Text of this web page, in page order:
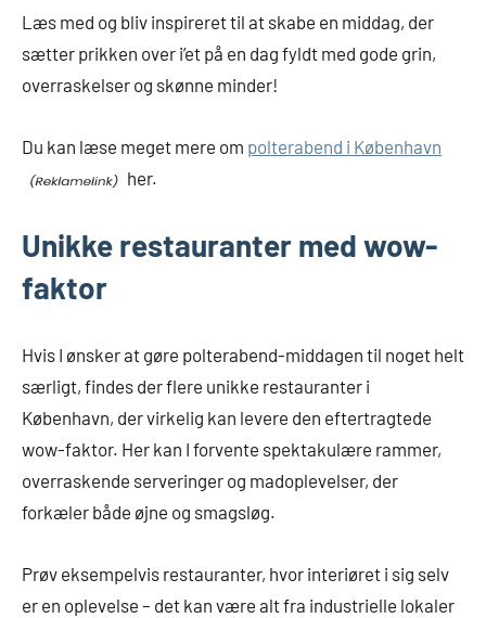
Læs med og bliv inspireret til at skabe en middag, der
sætter prikken over i’et på en dag fyldt med gode grin,
overraskelser og skønne minder!
Du kan læse meget mere om polterabend i København
her.
Unikke restauranter med wow-
faktor
Hvis I ønsker at gøre polterabend-middagen til noget helt
særligt, findes der flere unikke restauranter i
København, der virkelig kan levere den eftertragtede
wow-faktor. Her kan I forvente spektakulære rammer,
overraskende serveringer og madoplevelser, der
forkæler både øjne og smagsløg.
Prøv eksempelvis restauranter, hvor interiøret i sig selv
er en oplevelse – det kan være alt fra industrielle lokaler